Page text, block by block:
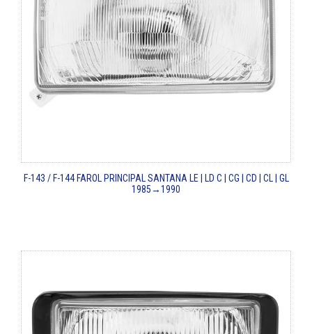
F-143 / F-144FAROL PRINCIPAL SANTANA LE | LD C | CG | CD | CL | GL
1985→1990